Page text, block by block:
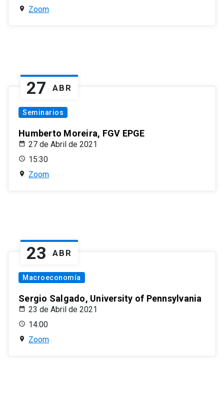
Zoom
27 ABR
Seminarios
Humberto Moreira, FGV EPGE
27 de Abril de 2021
15:30
Zoom
23 ABR
Macroeconomía
Sergio Salgado, University of Pennsylvania
23 de Abril de 2021
14:00
Zoom